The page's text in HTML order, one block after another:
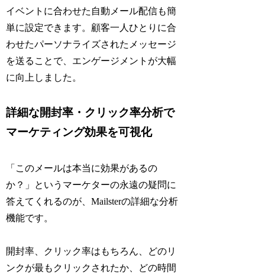
イベントに合わせた自動メール配信も簡
単に設定できます。顧客一人ひとりに合
わせたパーソナライズされたメッセージ
を送ることで、エンゲージメントが大幅
に向上しました。
詳細な開封率・クリック率分析で
マーケティング効果を可視化
「このメールは本当に効果があるの
か？」というマーケターの永遠の疑問に
答えてくれるのが、Mailsterの詳細な分析
機能です。
開封率、クリック率はもちろん、どのリ
ンクが最もクリックされたか、どの時間